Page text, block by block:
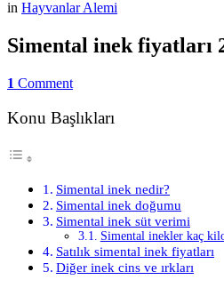
in Hayvanlar Alemi
Simental inek fiyatları
1 Comment
Konu Başlıkları
Simental inek nedir?
Simental inek doğumu
Simental inek süt verimi
Simental inekler kaç
Satılık simental inek fiyatları
Diğer inek cins ve ırkları